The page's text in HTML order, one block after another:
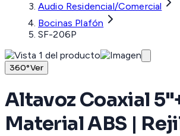
Audio Residencial/Comercial
Bocinas Plafón
SF-206P
360°Ver
Altavoz Coaxial
Material ABS |